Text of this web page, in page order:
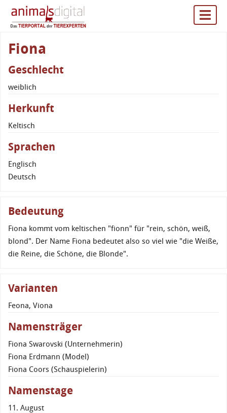
Fiona
Geschlecht
weiblich
Herkunft
Keltisch
Sprachen
Englisch
Deutsch
Bedeutung
Fiona kommt vom keltischen "fionn" für "rein, schön, weiß,
blond". Der Name Fiona bedeutet also so viel wie "die Weiße,
die Reine, die Schöne, die Blonde".
Varianten
Feona, Viona
Namensträger
Fiona Swarovski (Unternehmerin)
Fiona Erdmann (Model)
Fiona Coors (Schauspielerin)
Namenstage
11. August